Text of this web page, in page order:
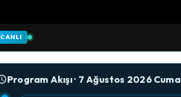
CANLI
Program Akışı · 7 Ağustos 2026 Cuma